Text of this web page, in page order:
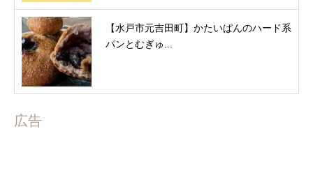
【水戸市元吉田町】かたいぱんのハード系
パンとむぎゅ...
広告